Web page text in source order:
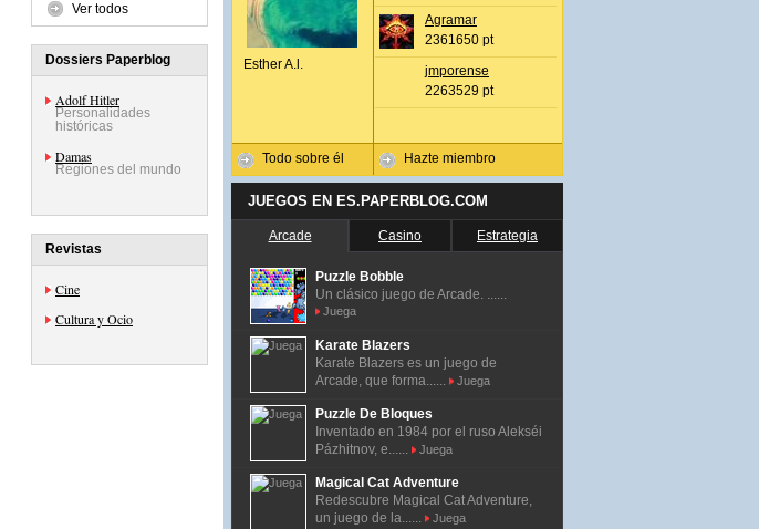
Ver todos
Dossiers Paperblog
Adolf Hitler
Personalidades
históricas
Damas
Regiones del mundo
Revistas
Cine
Cultura y Ocio
Esther A.l.
Todo sobre él
Agramar
2361650 pt
jmporense
2263529 pt
Hazte miembro
JUEGOS EN ES.PAPERBLOG.COM
Arcade Casino Estrategia
Puzzle Bobble
Un clásico juego de Arcade. ......
Juega
Karate Blazers
Karate Blazers es un juego de
Arcade, que forma......
Juega
Puzzle De Bloques
Inventado en 1984 por el ruso Alekséi
Pázhitnov, e......
Juega
Magical Cat Adventure
Redescubre Magical Cat Adventure,
un juego de la......
Juega